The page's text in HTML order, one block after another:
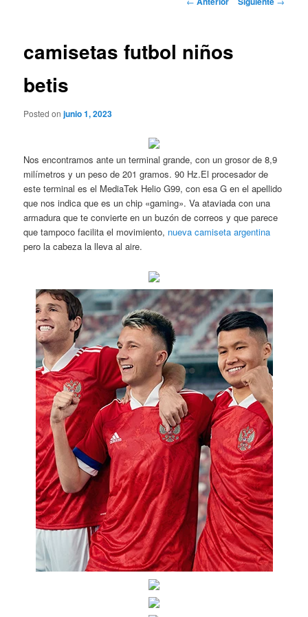
camisetas futbol niños
betis
Posted onjunio 1, 2023
Nos encontramos ante un terminal grande, con un grosor de 8,9
milímetros y un peso de 201 gramos. 90 Hz.El procesador de
este terminal es el MediaTek Helio G99, con esa G en el apellido
que nos indica que es un chip «gaming». Va ataviada con una
armadura que te convierte en un buzón de correos y que parece
que tampoco facilita el movimiento, nueva camiseta argentina
pero la cabeza la lleva al aire.